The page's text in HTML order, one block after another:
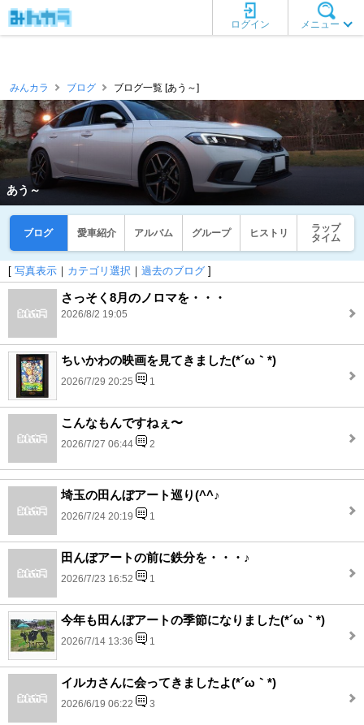
メニュー
ログイン
みんカラ ブログ ブログ一覧 [あう～]
あう～
ブログ 愛車紹介 アルバム グループ ヒストリ
ラップ
タイム
[ 写真表示 ｜ カテゴリ選択 ｜ 過去のブログ ]
さっそく8月のノロマを・・・
2026/8/2 19:05
ちいかわの映画を見てきました(*´ω｀*)
2026/7/29 20:25 1
こんなもんですねぇ〜
2026/7/27 06:44 2
埼玉の田んぼアート巡り(^^♪
2026/7/24 20:19 1
田んぼアートの前に鉄分を・・・♪
2026/7/23 16:52 1
今年も田んぼアートの季節になりました(*´ω｀*)
2026/7/14 13:36 1
イルカさんに会ってきましたよ(*´ω｀*)
2026/6/19 06:22 3